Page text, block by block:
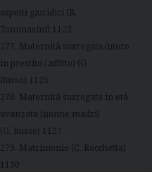
aspetti giuridici (R.
Tommasini) 1123
277. Maternità surrogata (utero
in prestito / affitto) (G
Russo) 1125
278. Maternità surrogata in età
avanzata (nonne madri)
(G. Russo) 1127
279. Matrimonio (C. Rocchetta)
1130